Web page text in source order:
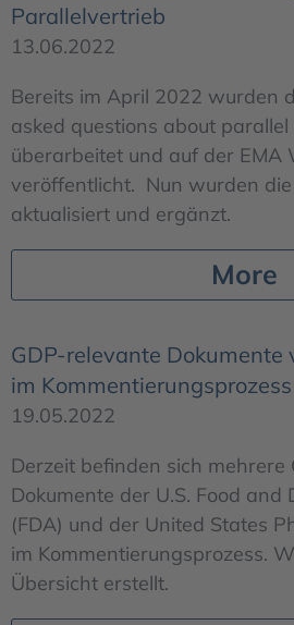
Parallelvertrieb
13.06.2022
Bereits im April 2022 wurden
asked questions about
überarbeitet und auf der EMA
veröffentlicht. Nun wurden
aktualisiert und ergänzt.
More
GDP-relevante Dokumente
im Kommentierungsprozess
19.05.2022
Derzeit befinden sich mehrere
Dokumente der U.S. Food
(FDA) und der United States
im Kommentierungsprozess.
Übersicht erstellt.